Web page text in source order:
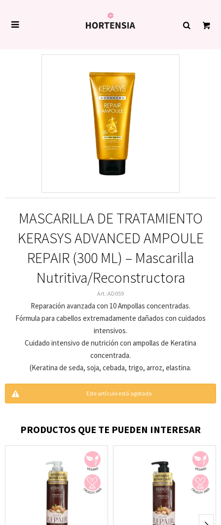

MASCARILLA DE TRATAMIENTO
KERASYS ADVANCED AMPOULE
REPAIR (300 ML) – Mascarilla
Nutritiva/Reconstructora
AD059
Reparación avanzada con 10 Ampollas concentradas.
Fórmula para cabellos extremadamente dañados con cuidados
intensivos.
Cuidado intensivo de nutrición con ampollas de Keratina
concentrada.
(Keratina de seda, soja, cebada, trigo, arroz, elastina.
Este artículo está agotado.
PRODUCTOS QUE TE PUEDEN INTERESAR